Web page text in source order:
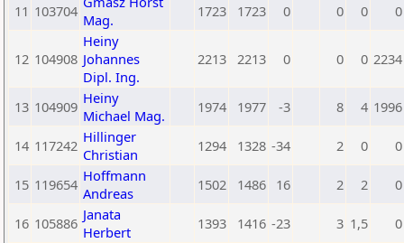
11 103704 Mag.
1723 1723 0 0 0 0
12 104908
Heiny
Johannes
Dipl. Ing.
2213 2213 0 0 0 2234
13 104909 Heiny
Michael Mag.
1974 1977 -3 8 4 1996
14 117242 Hillinger
Christian
1294 1328 -34 2 0 0
15 119654 Hoffmann
Andreas
1502 1486 16 2 2 0
16 105886 Janata
Herbert
1393 1416 -23 3 1,5 0